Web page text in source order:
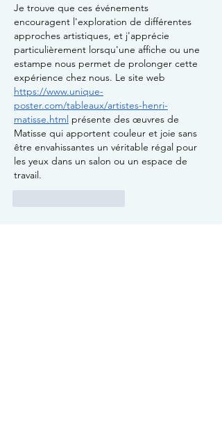
Je trouve que ces événements
encouragent l'exploration de différentes
approches artistiques, et j'apprécie
particulièrement lorsqu'une affiche ou une
estampe nous permet de prolonger cette
expérience chez nous. Le site web
https://www.unique-
poster.com/tableaux/artistes-henri-
matisse.html présente des œuvres de
Matisse qui apportent couleur et joie sans
être envahissantes un véritable régal pour
les yeux dans un salon ou un espace de
travail.